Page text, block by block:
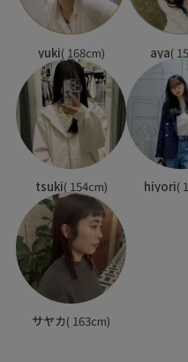
yuki( 168cm) aya(
tsuki( 154cm) hiyori(
サヤカ( 163cm)